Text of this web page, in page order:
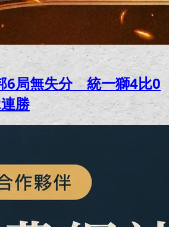
6局無失分 統一獅4比0
勝